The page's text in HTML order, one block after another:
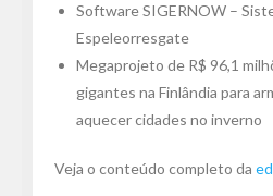
Software SIGERNOW –
Espeleorresgate
Megaprojeto de R$ 96,1
gigantes na Finlândia para
aquecer cidades no inverno
Veja o conteúdo completo da